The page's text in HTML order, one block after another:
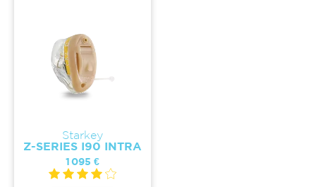
Starkey
Z-SERIES I90 INTRA
1 095 €